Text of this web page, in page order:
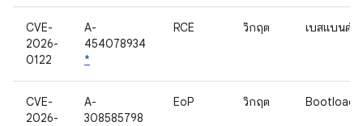
CVE-
2026-
0122
A-
454078934
*
RCE วิกฤต เบสแบนด์
CVE-
2026-
A-
308585798
EoP วิกฤต